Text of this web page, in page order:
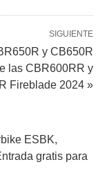
SIGUIENTE
y CB650R
las CBR600RR y
Fireblade 2024 »
ESBK,
gratis para